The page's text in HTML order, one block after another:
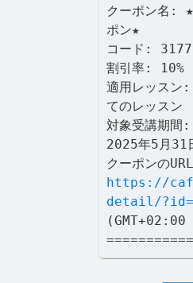
クーポン名:
ポン★
コード:
割引率: 10%
適用レッスン
てのレッスン
対象受講期
2025年5月31
クーポンの
https://
detail/